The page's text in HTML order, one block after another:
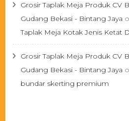
Grosir Taplak Meja Produk CV
Gudang Bekasi - Bintang Jaya
Taplak Meja Kotak Jenis Ketat
Grosir Taplak Meja Produk CV
Gudang Bekasi - Bintang Jaya
bundar skerting premium